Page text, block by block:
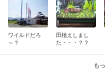
ワイルドだろ
～？
田植えしまし
た・・・？？
も